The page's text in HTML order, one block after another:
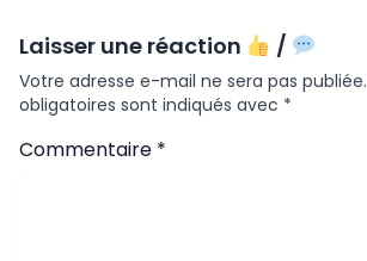
Laisser une réaction /
Votre adresse e-mail ne sera pas publiée.
obligatoires sont indiqués avec *
Commentaire *